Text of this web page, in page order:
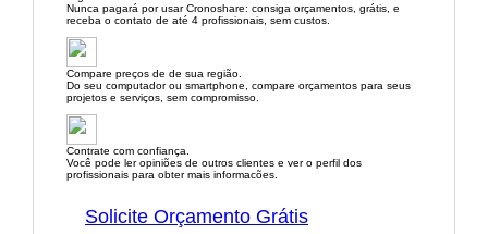
Nunca pagará por usar Cronoshare: consiga orçamentos, grátis, e
receba o contato de até 4 profissionais, sem custos.
Compare preços de de sua região.
Do seu computador ou smartphone, compare orçamentos para seus
projetos e serviços, sem compromisso.
Contrate com confiança.
Você pode ler opiniões de outros clientes e ver o perfil dos
profissionais para obter mais informacões.
Solicite Orçamento Grátis